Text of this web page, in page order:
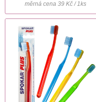
měrná cena 39 Kč / 1ks